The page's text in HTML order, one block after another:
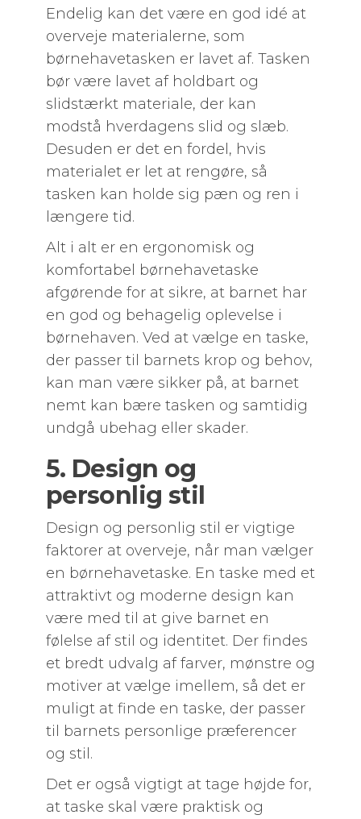
Endelig kan det være en god idé at
overveje materialerne, som
børnehavetasken er lavet af. Tasken
bør være lavet af holdbart og
slidstærkt materiale, der kan
modstå hverdagens slid og slæb.
Desuden er det en fordel, hvis
materialet er let at rengøre, så
tasken kan holde sig pæn og ren i
længere tid.
Alt i alt er en ergonomisk og
komfortabel børnehavetaske
afgørende for at sikre, at barnet har
en god og behagelig oplevelse i
børnehaven. Ved at vælge en taske,
der passer til barnets krop og behov,
kan man være sikker på, at barnet
nemt kan bære tasken og samtidig
undgå ubehag eller skader.
5. Design og
personlig stil
Design og personlig stil er vigtige
faktorer at overveje, når man vælger
en børnehavetaske. En taske med et
attraktivt og moderne design kan
være med til at give barnet en
følelse af stil og identitet. Der findes
et bredt udvalg af farver, mønstre og
motiver at vælge imellem, så det er
muligt at finde en taske, der passer
til barnets personlige præferencer
og stil.
Det er også vigtigt at tage højde for,
at taske skal være praktisk og